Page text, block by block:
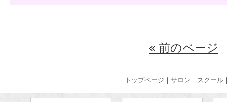
« 前のページ
トップページ ｜サロン ｜ スクール